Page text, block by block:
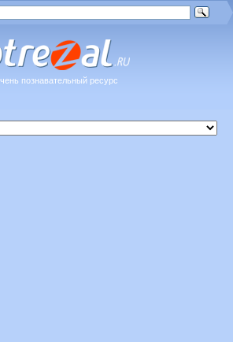
познавательный ресурс